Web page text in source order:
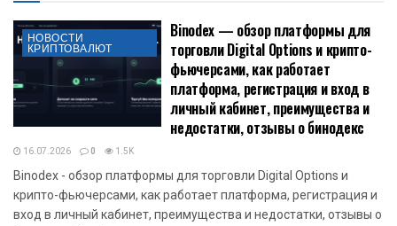
НОВОСТИ
КРИПТОВАЛЮТ
Binodex — обзор платформы для
торговли Digital Options и крипто-
фьючерсами, как работает
платформа, регистрация и вход в
личный кабинет, преимущества и
недостатки, отзывы о бинодекс
16.07.2026 0 1.5K
Binodex - обзор платформы для торговли Digital Options и
крипто-фьючерсами, как работает платформа, регистрация и
вход в личный кабинет, преимущества и недостатки, отзывы о